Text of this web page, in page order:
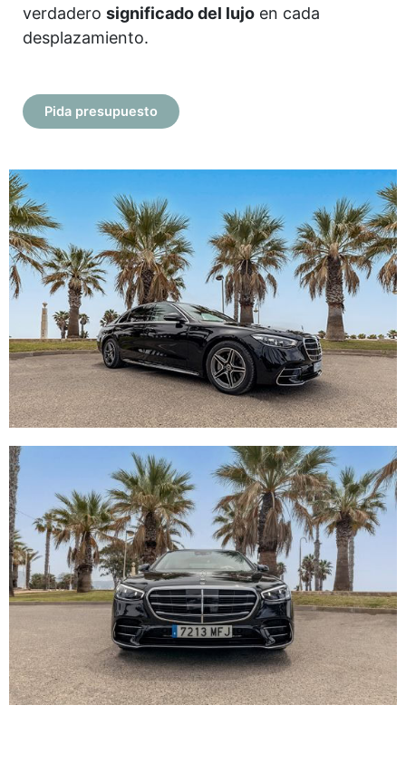
verdadero significado del lujo en cada
desplazamiento.
Pida presupuesto